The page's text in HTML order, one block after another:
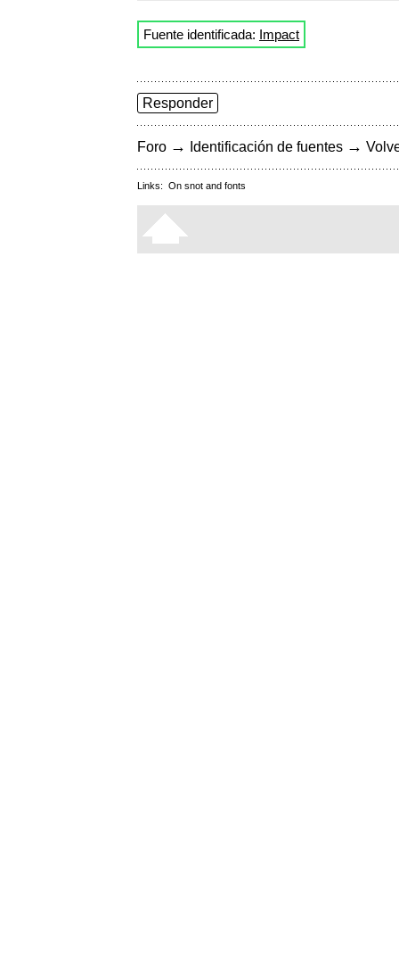
Fuente identificada: Impact
Responder
Foro → Identificación de fuentes →
Links: On snot and fonts